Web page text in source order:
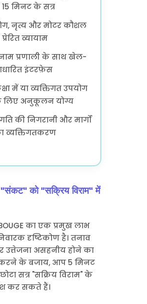
मिनट के सत्र
नृत्य और मोटर कौशल
व्यायाम
प्रणाली के साथ खेल-
इंटरफ़ेस
में या व्यक्तिगत उपयोग
लिए अनुकूलन योग्य
की निगरानी और मार्गों
व्यक्तिगतकरण
"संकट" को "सक्रिय विराम" में
का एक प्रमुख लाभ
दृष्टिकोण है। तनाव
असहनीय होने का
के बजाय, आप 5 मिनट
सत्र "सक्रिय विराम" के
कर सकते हैं।